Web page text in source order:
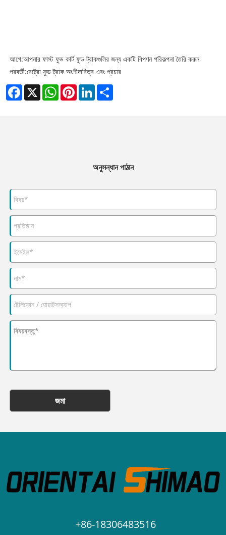
আগে:আপনার ফাস্ট ফুড কার্ট ফুড ট্রাকগুলির জন্য একটি বিপণন পরিকল্পনা তৈরি করুন
পরবর্তী:রেট্রো ফুড ট্রাক অংশীদারিত্ব এবং প্রচার
Facebook
X WhatsAppPinterestLinkedIn
অনুসন্ধান পাঠান
জমা
+86-18306483516